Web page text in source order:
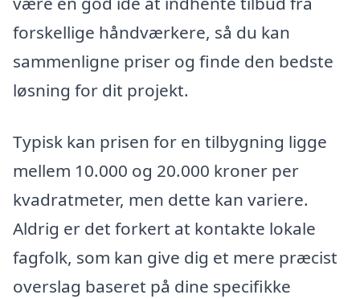
forskellige håndværkere, så du kan
sammenligne priser og finde den bedste
løsning for dit projekt.
Typisk kan prisen for en tilbygning ligge
mellem 10.000 og 20.000 kroner per
kvadratmeter, men dette kan variere.
Aldrig er det forkert at kontakte lokale
fagfolk, som kan give dig et mere præcist
overslag baseret på dine specifikke